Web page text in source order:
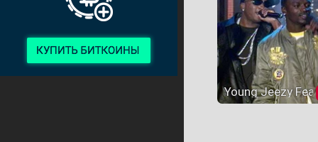
Young Jeezy